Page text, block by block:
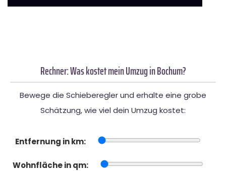
Rechner: Was kostet mein Umzug in Bochum?
Bewege die Schieberegler und erhalte eine grobe
Schätzung, wie viel dein Umzug kostet:
Entfernung in km:
Wohnfläche in qm: